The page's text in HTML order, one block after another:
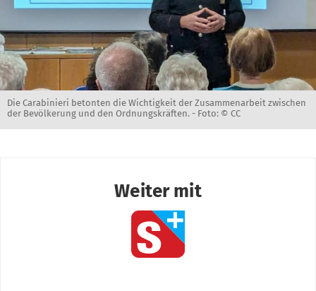
Die Carabinieri betonten die Wichtigkeit der Zusammenarbeit zwischen
der Bevölkerung und den Ordnungskräften. - Foto: © CC